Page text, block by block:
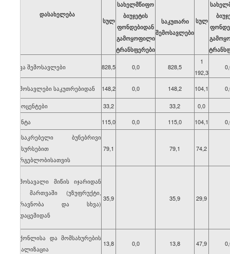
დასახელება
სულ სულ
სახელმწიფო
ბიუჯეტის
ფონდებიდან
გამოყოფილი
ტრანსფერები
საკუთარი
შემოსავლები
სხვა შემოსავლები 828,5 0,0 828,5
1
192,3
შემოსავლები საკუთრებიდან 148,2 0,0 148,2 104,1
პროცენტები 33,2 33,2
0,0
რენტა
115,0 0,0 115,0 104,1
მოსაკრებელი ბუნებრივი
რესურსებით
სარგებლობისათვის
79,1 79,1 74,2
შემოსავალი მიწის იჯარიდან
და მართვაში (უზუფრუქტი,
ქირავნობა და სხვა)
გადაცემიდან
35,9 35,9 29,9
საქონლისა და მომსახურების
რეალიზაცია
13,8 0,0 13,8 47,9